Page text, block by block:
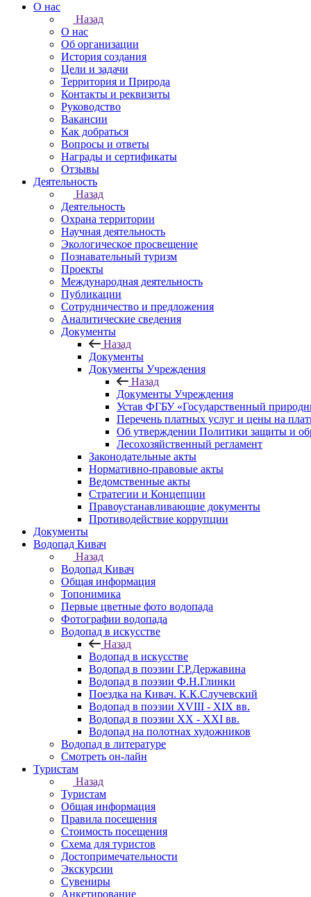
О нас
Назад
О нас
Об организации
История создания
Цели и задачи
Территория и Природа
Контакты и реквизиты
Руководство
Вакансии
Как добраться
Вопросы и ответы
Награды и сертификаты
Отзывы
Деятельность
Назад
Деятельность
Охрана территории
Научная деятельность
Экологическое просвещение
Познавательный туризм
Проекты
Международная деятельность
Публикации
Сотрудничество и предложения
Аналитические сведения
Документы
Назад
Документы
Документы Учреждения
Назад
Документы Учреждения
Устав ФГБУ «Государственный
Перечень платных услуг и цены на
Об утверждении Политики защиты и
Лесохозяйственный регламент
Законодательные акты
Нормативно-правовые акты
Ведомственные акты
Стратегии и Концепции
Правоустанавливающие документы
Противодействие коррупции
Документы
Водопад Кивач
Назад
Водопад Кивач
Общая информация
Топонимика
Первые цветные фото водопада
Фотографии водопада
Водопад в искусстве
Назад
Водопад в искусстве
Водопад в поэзии Г.Р.Державина
Водопад в поэзии Ф.Н.Глинки
Поездка на Кивач. К.К.Случевский
Водопад в поэзии XVIII - XIX вв.
Водопад в поэзии XX - XXI вв.
Водопад на полотнах художников
Водопад в литературе
Смотреть он-лайн
Туристам
Назад
Туристам
Общая информация
Правила посещения
Стоимость посещения
Схема для туристов
Достопримечательности
Экскурсии
Сувениры
Анкетирование